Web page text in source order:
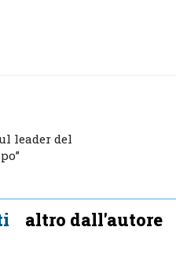
leader del
altro dall'autore